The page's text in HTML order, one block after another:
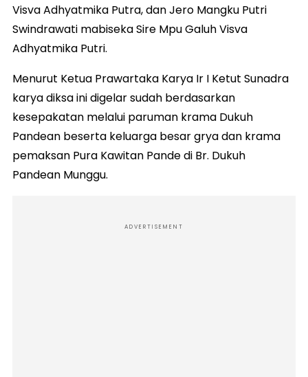
Visva Adhyatmika Putra, dan Jero Mangku Putri
Swindrawati mabiseka Sire Mpu Galuh Visva
Adhyatmika Putri.
Menurut Ketua Prawartaka Karya Ir I Ketut Sunadra
karya diksa ini digelar sudah berdasarkan
kesepakatan melalui paruman krama Dukuh
Pandean beserta keluarga besar grya dan krama
pemaksan Pura Kawitan Pande di Br. Dukuh
Pandean Munggu.
ADVERTISEMENT